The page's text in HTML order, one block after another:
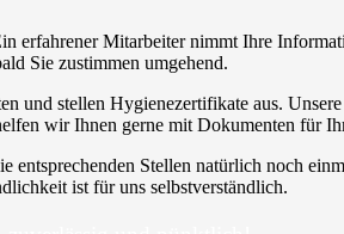
erfahrener Mitarbeiter nimmt Ihre
Sie zustimmen umgehend.
stellen Hygienezertifikate aus.
wir Ihnen gerne mit Dokumenten für
Stellen natürlich noch
ist für uns selbstverständlich.